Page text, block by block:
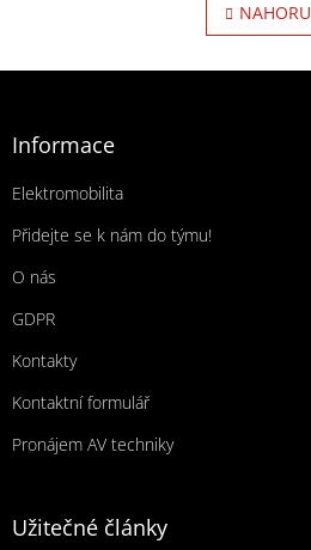
NAHORU
Informace
Elektromobilita
Přidejte se k nám do týmu!
O nás
GDPR
Kontakty
Kontaktní formulář
Pronájem AV techniky
Užitečné články